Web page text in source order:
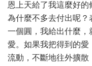
恩上天給了我這麼好
為什麼不多去付出呢
一個圓，我給出什麼，
愛。如果我把得到的
流動，不斷地往外擴散